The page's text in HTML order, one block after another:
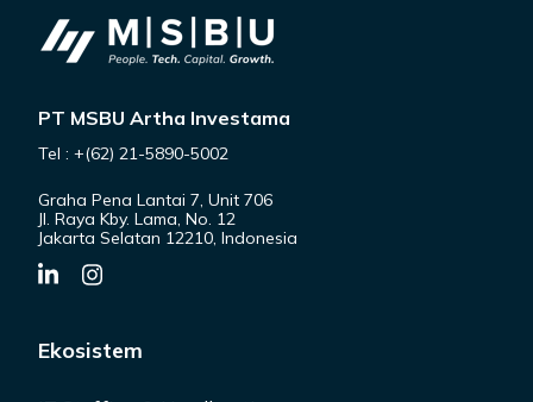
PT MSBU Artha Investama
Tel : +(62) 21-5890-5002
Graha Pena Lantai 7, Unit 706
Jl. Raya Kby. Lama, No. 12
Jakarta Selatan 12210, Indonesia
Ekosistem